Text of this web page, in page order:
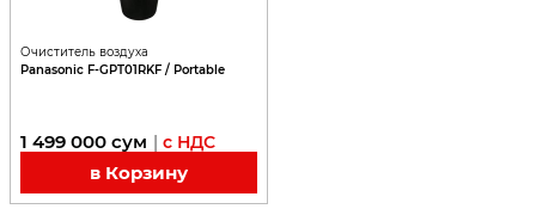
Очиститель воздуха
Panasonic F-GPT01RKF / Portable
1 499 000 сум | с НДС
в Корзину